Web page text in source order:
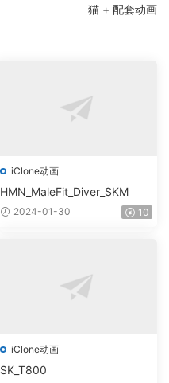
猫 + 配套动画
iClone动画
HMN_MaleFit_Diver_SKM
2024-01-30 10
iClone动画
SK_T800